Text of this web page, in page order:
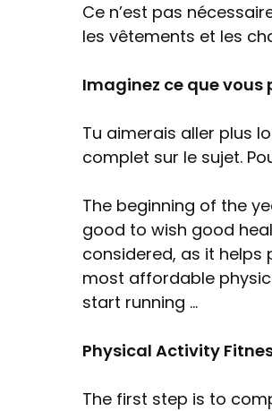
Ce n’est pas
les vêtements et les
Imaginez ce que
Tu aimerais aller plus
complet sur le sujet.
The beginning of the
good to wish good
considered, as it helps
most affordable
start running …
Physical Activity
The first step is to